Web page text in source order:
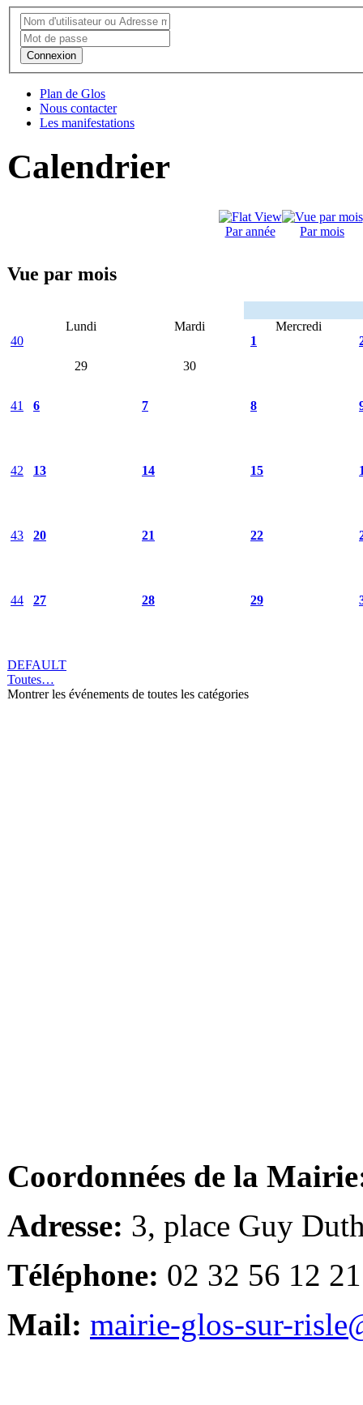
Connexion
Plan de Glos
Nous contacter
Les manifestations
Calendrier
Par année Par mois
Vue par mois
Lundi Mardi
Mercredi
40
29
30
1
41 6 7 8
42 13 14 15
43 20 21 22
44 27 28 29
DEFAULT
Toutes…
Montrer les événements de toutes les catégories
Coordonnées de la
Adresse: 3, place Guy
Téléphone: 02 32 56 12 21
Mail: mairie-glos-sur-